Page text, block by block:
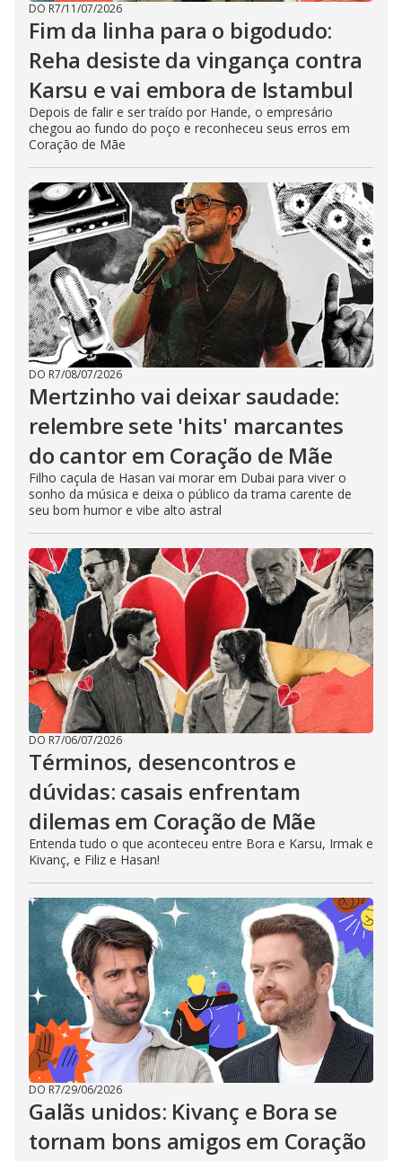
DO R7/11/07/2026
Fim da linha para o bigodudo:
Reha desiste da vingança contra
Karsu e vai embora de Istambul
Depois de falir e ser traído por Hande, o empresário
chegou ao fundo do poço e reconheceu seus erros em
Coração de Mãe
DO R7/08/07/2026
Mertzinho vai deixar saudade:
relembre sete 'hits' marcantes
do cantor em Coração de Mãe
Filho caçula de Hasan vai morar em Dubai para viver o
sonho da música e deixa o público da trama carente de
seu bom humor e vibe alto astral
DO R7/06/07/2026
Términos, desencontros e
dúvidas: casais enfrentam
dilemas em Coração de Mãe
Entenda tudo o que aconteceu entre Bora e Karsu, Irmak e
Kivanç, e Filiz e Hasan!
DO R7/29/06/2026
Galãs unidos: Kivanç e Bora se
tornam bons amigos em Coração